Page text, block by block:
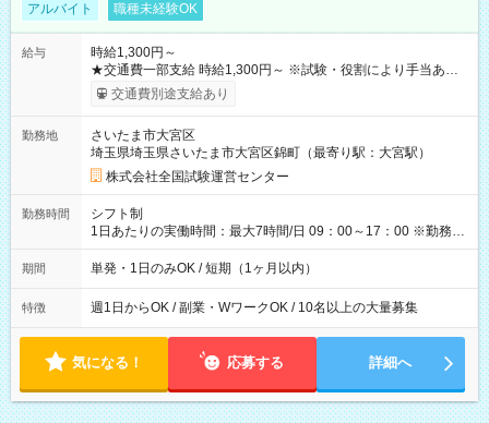
アルバイト 職種未経験OK
給与
時給1,300円～
★交通費一部支給 時給1,300円～ ※試験・役割により手当あり
※勤務回数により昇給あり 【即給（前払い）オプションあ
り！】 希望される場合、勤務から1週間ほどで給与の一部を受け
例】 ・河合塾模擬試験 8:30～17:30（休憩1時間） 時給1,300円
×8時間＝日収10,400円＋交通費 ※当日の役割により時給＋100
円の場合あり ・国家試験 7:00～13:30（休憩なし） 時給1,300
円（役割手当＋100円）×6時間＝日収8,400円＋交通費 【試用期
間】試用期間なし
交通費別途支給あり
勤務地
さいたま市大宮区
埼玉県埼玉県さいたま市大宮区錦町（最寄り駅：大宮駅）
株式会社全国試験運営センター
勤務時間
シフト制
1日あたりの実働時間：最大7時間/日 09：00～17：00 ※勤務時
間は 試験により異なります。
期間 単発・1日のみOK / 短期（1ヶ月以内）
特徴 週1日からOK / 副業・WワークOK / 10名以上の大量募集
気になる！ 応募する 詳細へ